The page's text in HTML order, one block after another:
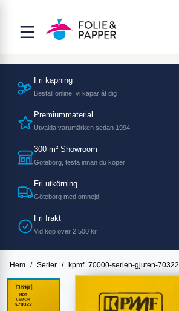
Fri kapning
Beställ online, vi kapar åt dig
Premiummaterial
Utvalda varumärken sedan 1994
300 m² Showroom
Göteborg, testa innan du köper
Fri utkörning
Göteborg med omnejd
Fri frakt
Vid köp över 2 500 kr
Hem / Serier / kpmf_70000-serien-gjuten-70322